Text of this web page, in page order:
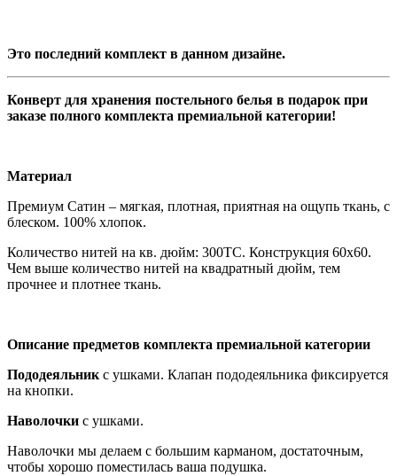
Это последний комплект в данном дизайне.
Конверт для хранения постельного белья в подарок при
заказе полного комплекта премиальной категории!
Материал
Премиум Сатин – мягкая, плотная, приятная на ощупь ткань, с
блеском. 100% хлопок.
Количество нитей на кв. дюйм: 300ТС. Конструкция 60х60.
Чем выше количество нитей на квадратный дюйм, тем
прочнее и плотнее ткань.
Описание предметов комплекта премиальной категории
Пододеяльник с ушками. Клапан пододеяльника фиксируется
на кнопки.
Наволочки с ушками.
Наволочки мы делаем с большим карманом, достаточным,
чтобы хорошо поместилась ваша подушка.